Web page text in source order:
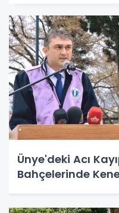
Ünye'deki Acı
Bahçelerinde